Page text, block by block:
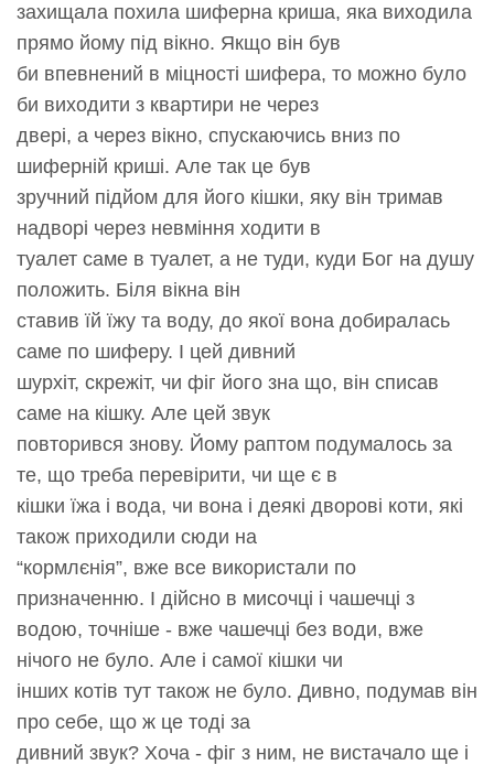
захищала похила шиферна криша, яка виходила
прямо йому під вікно. Якщо він був
би впевнений в міцності шифера, то можно було
би виходити з квартири не через
двері, а через вікно, спускаючись вниз по
шиферній криші. Але так це був
зручний підйом для його кішки, яку він тримав
надворі через невміння ходити в
туалет саме в туалет, а не туди, куди Бог на душу
положить. Біля вікна він
ставив їй їжу та воду, до якої вона добиралась
саме по шиферу. І цей дивний
шурхіт, скрежіт, чи фіг його зна що, він списав
саме на кішку. Але цей звук
повторився знову. Йому раптом подумалось за
те, що треба перевірити, чи ще є в
кішки їжа і вода, чи вона і деякі дворові коти, які
також приходили сюди на
“кормлєнія”, вже все використали по
призначенню. І дійсно в мисочці і чашечці з
водою, точніше - вже чашечці без води, вже
нічого не було. Але і самої кішки чи
інших котів тут також не було. Дивно, подумав він
про себе, що ж це тоді за
дивний звук? Хоча - фіг з ним, не вистачало ще і